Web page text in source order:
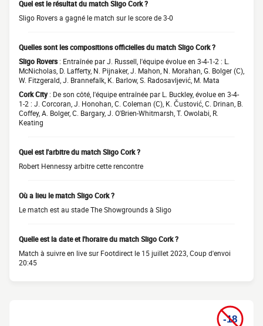
Quel est le résultat du match Sligo Cork ?
Sligo Rovers a gagné le match sur le score de 3-0
Quelles sont les compositions officielles du match Sligo Cork ?
Sligo Rovers: Entraînée par J. Russell, l'équipe évolue en 3-4-1-2 : L.
McNicholas, D. Lafferty, N. Pijnaker, J. Mahon, N. Morahan, G. Bolger (C),
W. Fitzgerald, J. Brannefalk, K. Barlow, S. Radosavljević, M. Mata
Cork City: De son côté, l'équipe entraînée par L. Buckley, évolue en 3-4-
1-2 : J. Corcoran, J. Honohan, C. Coleman (C), K. Čustović, C. Drinan, B.
Coffey, A. Bolger, C. Bargary, J. O'Brien-Whitmarsh, T. Owolabi, R.
Keating
Quel est l'arbitre du match Sligo Cork ?
Robert Hennessy arbitre cette rencontre
Où a lieu le match Sligo Cork ?
Le match est au stade The Showgrounds à Sligo
Quelle est la date et l'horaire du match Sligo Cork ?
Match à suivre en live sur Footdirect le 15 juillet 2023, Coup d'envoi
20:45